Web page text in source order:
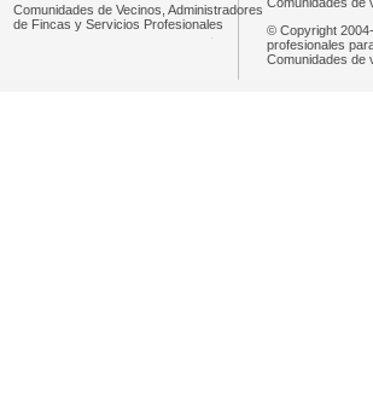
Comunidades de Vecinos, Administradores
de Fincas y Servicios Profesionales
© Copyright
profesionales
Comunidades de